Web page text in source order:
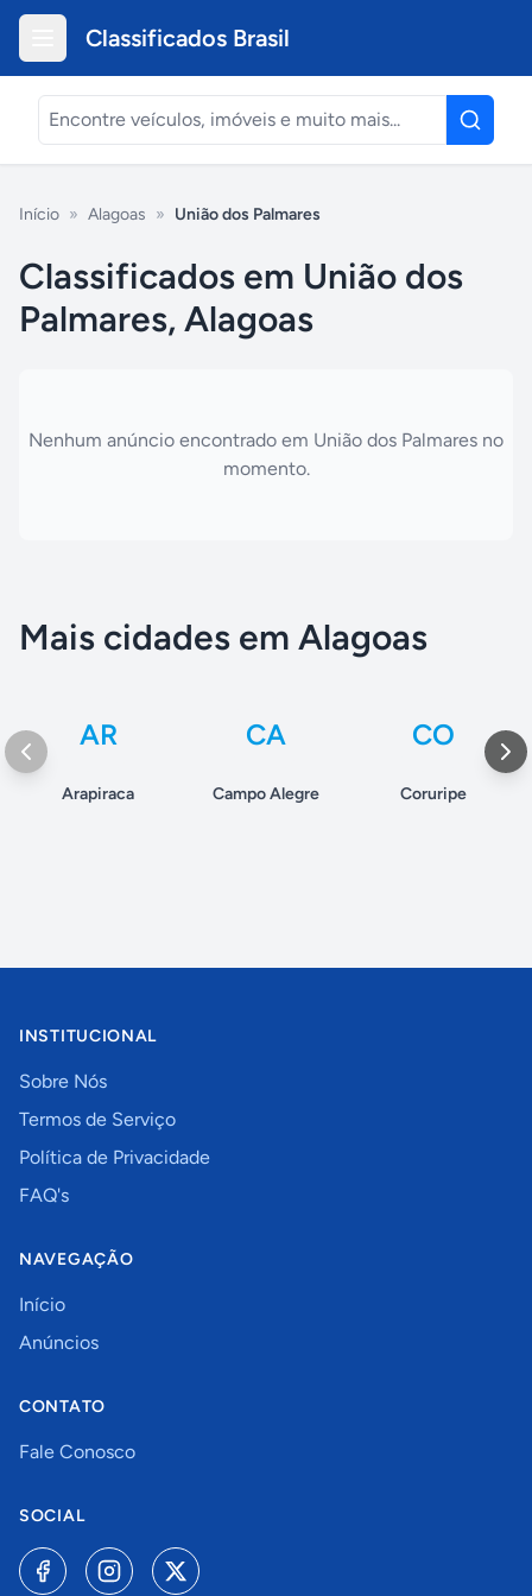
Classificados Brasil
Início » Alagoas » União dos Palmares
Classificados em União dos
Palmares, Alagoas
Nenhum anúncio encontrado em União dos Palmares no
momento.
Mais cidades em Alagoas
AR
Arapiraca
CA
Campo Alegre
CO
Coruripe
INSTITUCIONAL
Sobre Nós
Termos de Serviço
Política de Privacidade
FAQ's
NAVEGAÇÃO
Início
Anúncios
CONTATO
Fale Conosco
SOCIAL